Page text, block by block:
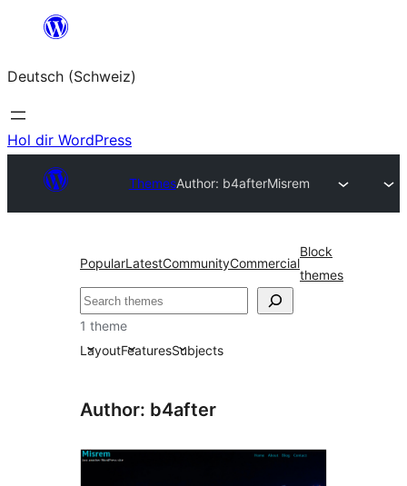
springen
Deutsch (Schweiz)
Hol dir WordPress
ThemesAuthor: b4afterMisrem
PopularLatestCommunityCommercial
Block
themes
Suchen
1 theme
LayoutFeaturesSubjects
Author: b4after